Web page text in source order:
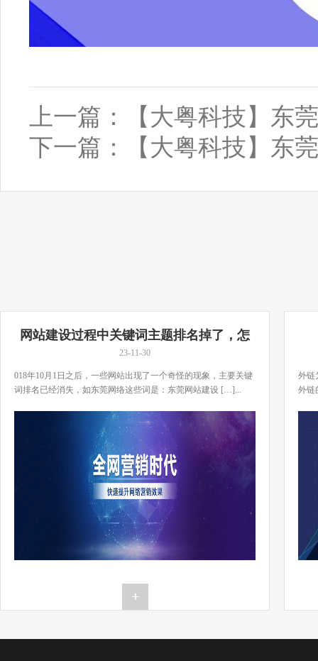
上一篇：
【大粤科技】东
下一篇：
【大粤科技】东
网站建设过程中关键词主题排名掉了，怎
么办？
23-11-30
018年10月1日之后，一些网站出现了一个奇怪的现象，主要关键
词排名已经消失，如东莞网络这些词是：东莞网站建设 […]...
外链
外链